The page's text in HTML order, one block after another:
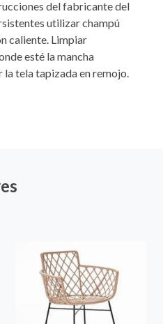
del fabricante del
utilizar champú
caliente. Limpiar
esté la mancha
tela tapizada en remojo.